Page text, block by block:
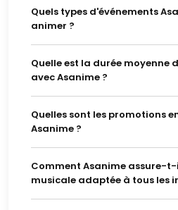
Quels types d'événements
animer ?
Quelle est la durée moyenne
avec Asanime ?
Quelles sont les promotions
Asanime ?
Comment Asanime assure-
musicale adaptée à tous les